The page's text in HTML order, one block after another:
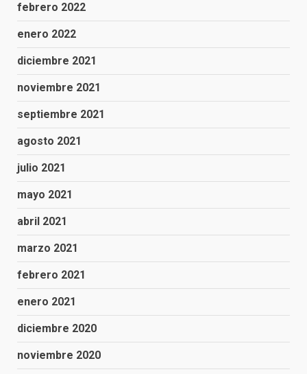
febrero 2022
enero 2022
diciembre 2021
noviembre 2021
septiembre 2021
agosto 2021
julio 2021
mayo 2021
abril 2021
marzo 2021
febrero 2021
enero 2021
diciembre 2020
noviembre 2020